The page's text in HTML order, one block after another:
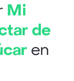
Mi
de
en